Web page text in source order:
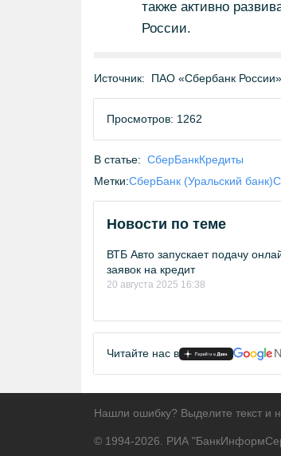
также активно
России.
Источник: ПАО «Сбербанк
Просмотров: 1262
В статье: СберБанкКредиты
Метки:СберБанк (Уральский банк)
Новости по теме
ВТБ Авто запускает подачу
заявок на кредит
20 августа 2025 16:38
Читайте нас в
Нашли ошибку? Выделите текст и
© 1994-2026. РИА